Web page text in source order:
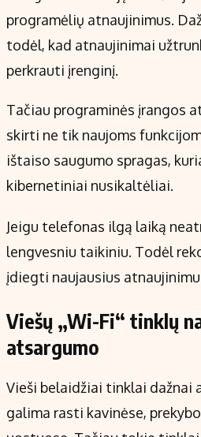
programėlių atnaujinimus.
todėl, kad atnaujinimai
perkrauti įrenginį.
Tačiau programinės įrangos
skirti ne tik naujoms
ištaiso saugumo spragas,
kibernetiniai nusikaltėliai.
Jeigu telefonas ilgą laiką
lengvesniu taikiniu. Todėl
įdiegti naujausius
Viešų „Wi-Fi“ tinklų
atsargumo
Vieši belaidžiai tinklai dažnai
galima rasti kavinėse,